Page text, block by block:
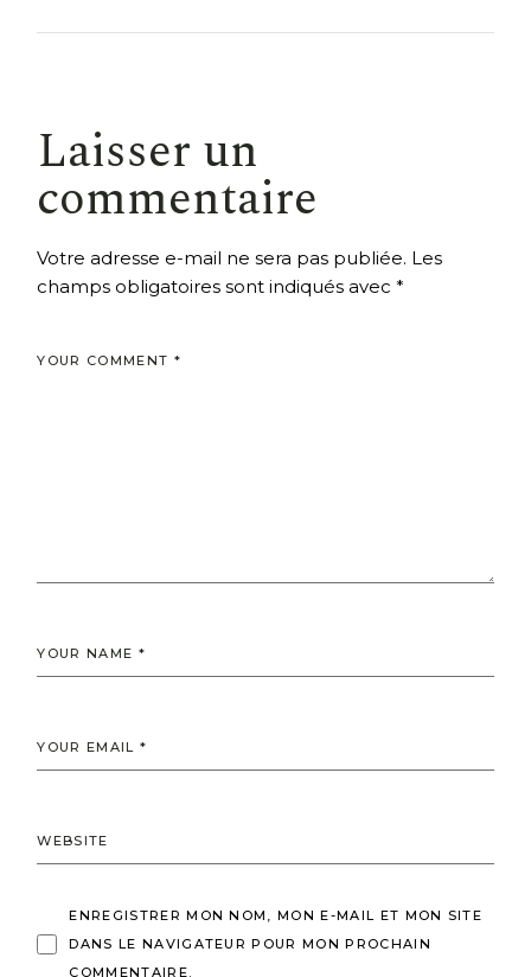
Laisser un
commentaire
Votre adresse e-mail ne sera pas publiée. Les
champs obligatoires sont indiqués avec*
ENREGISTRER MON NOM, MON E-MAIL ET MON SITE
DANS LE NAVIGATEUR POUR MON PROCHAIN
COMMENTAIRE.